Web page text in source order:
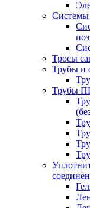
Системы
Тросы
Трубы и
Трубы